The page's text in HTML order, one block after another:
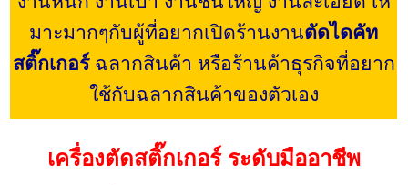
มาะมากๆกับผู้ที่อยากเปิดร้านงานตัดไดคัท
สติ๊กเกอร์ ฉลากสินค้า หรือร้านค้าธุรกิจที่อยาก
ใช้กับฉลากสินค้าของตัวเอง
เครื่องตัดสติ๊กเกอร์ ระดับมืออาชีพ